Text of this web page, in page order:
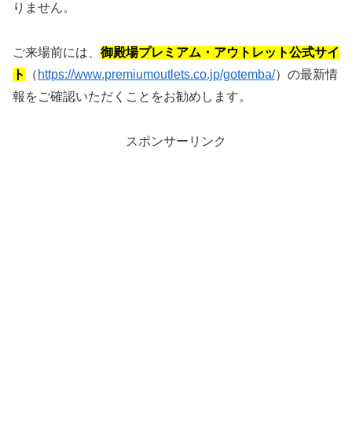
りません。
ご来場前には、 御殿場プレミアム・アウトレット公式サイ
ト
（ https://www.premiumoutlets.co.jp/gotemba/）の最新情
報をご確認いただくことをお勧めします。
スポンサーリンク